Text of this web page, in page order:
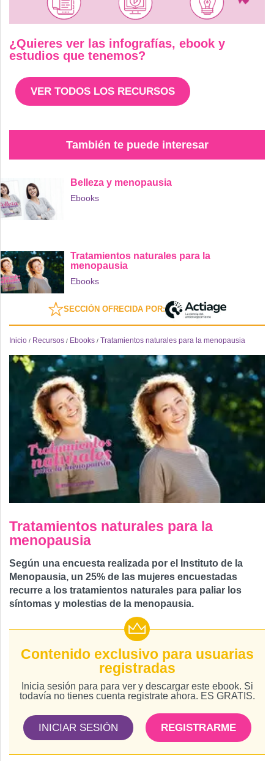
¿Quieres ver las infografías, ebook y
estudios que tenemos?
VER TODOS LOS RECURSOS
También te puede interesar
Belleza y menopausia
Ebooks
Tratamientos naturales para la
menopausia
Ebooks
SECCIÓN OFRECIDA POR:
Inicio / Recursos / Ebooks / Tratamientos naturales para la menopausia
Tratamientos naturales para la
menopausia
Según una encuesta realizada por el Instituto de la
Menopausia, un 25% de las mujeres encuestadas
recurre a los tratamientos naturales para paliar los
síntomas y molestias de la menopausia.
Contenido exclusivo para usuarias
registradas
Inicia sesión para para ver y descargar este ebook. Si
todavía no tienes cuenta registrate ahora. ES GRATIS.
INICIAR SESIÓN REGISTRARME